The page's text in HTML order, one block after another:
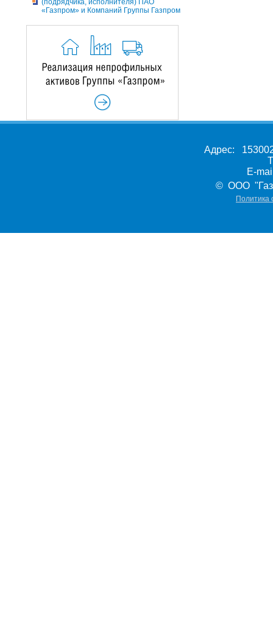
(подрядчика, исполнителя) ПАО
«Газпром» и Компаний Группы Газпром
Адрес:
E-
© ООО
Политика